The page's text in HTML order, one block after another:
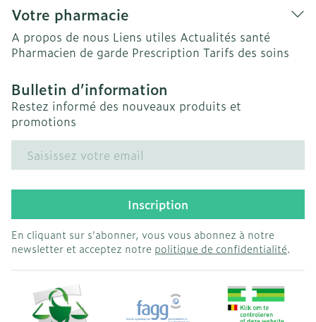
Votre pharmacie
A propos de nous Liens utiles Actualités santé
Pharmacien de garde Prescription Tarifs des soins
Bulletin d’information
Restez informé des nouveaux produits et
promotions
Adresse mail
Inscription
En cliquant sur s'abonner, vous vous abonnez à notre
newsletter et acceptez notre politique de confidentialité.